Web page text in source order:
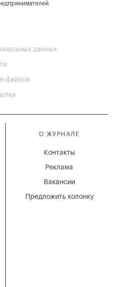
данных
файлов
О ЖУРНАЛЕ
Вакансии
Реклама
Контакты
Предложить колонку